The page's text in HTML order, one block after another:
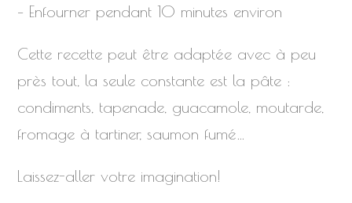
– Enfourner pendant 10 minutes environ
Cette recette peut être adaptée avec à peu
près tout, la seule constante est la pâte :
condiments, tapenade, guacamole, moutarde,
fromage à tartiner, saumon fumé…
Laissez-aller votre imagination!